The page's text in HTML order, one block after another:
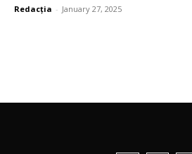
Redacția - January 27, 2025